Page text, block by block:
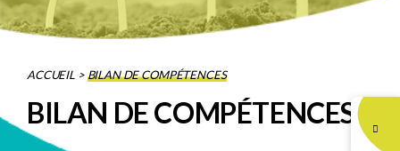
ACCUEIL >BILAN DE COMPÉTENCES
BILAN DE COMPÉTENCES